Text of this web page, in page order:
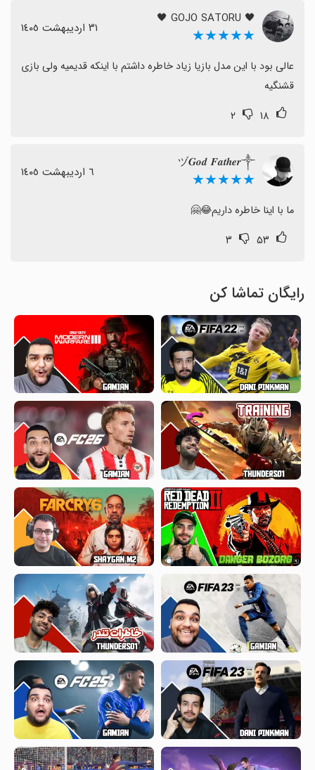
شخصیت‌های مختلف علاقه‌مندید و می‌توانید با اشکالات فنی
کنار بیایید، این بازی ممکن است برای شما مناسب باشد.
🖤 GOJO SATORU 🖤
★★★★★ ٣١ اردیبهشت ١٤٠٥
قشنگیه
۱۸ ۲
ヅ𝑮𝒐𝒅 𝑭𝒂𝒕𝒉𝒆𝒓༒
★★★★★ ٦ اردیبهشت ١٤٠٥
ما با اینا خاطره داریم😂🤗
۵۳ ۳
رایگان تماشا کن